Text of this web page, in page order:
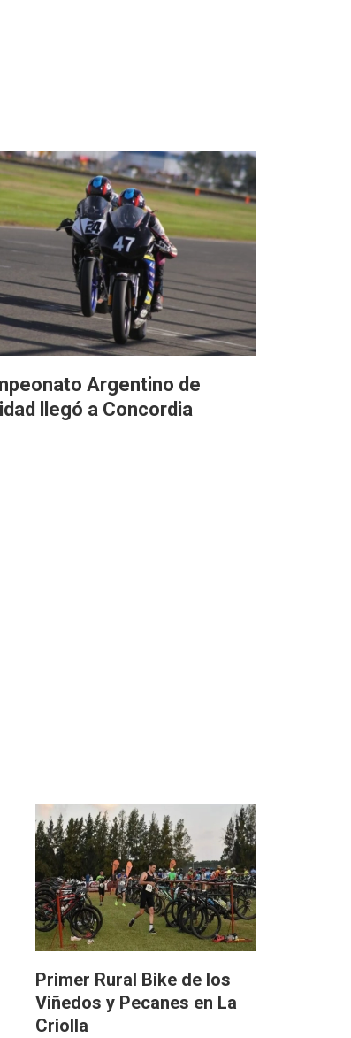
Argentino de
llegó a Concordia
Primer Rural Bike de los
Viñedos y Pecanes en La
Criolla